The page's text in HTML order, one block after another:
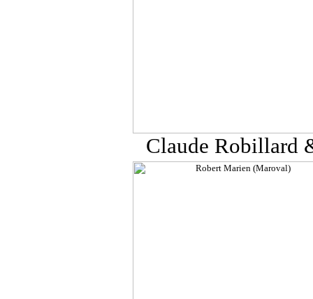
Claude Robillard